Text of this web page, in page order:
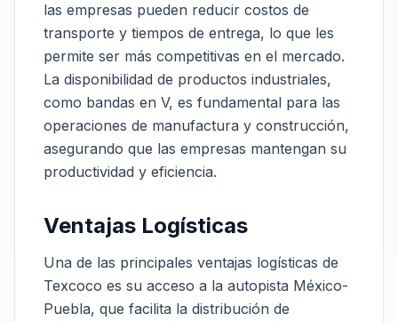
las empresas pueden reducir costos de
transporte y tiempos de entrega, lo que les
permite ser más competitivas en el mercado.
La disponibilidad de productos industriales,
como bandas en V, es fundamental para las
operaciones de manufactura y construcción,
asegurando que las empresas mantengan su
productividad y eficiencia.
Ventajas Logísticas
Una de las principales ventajas logísticas de
Texcoco es su acceso a la autopista México-
Puebla, que facilita la distribución de